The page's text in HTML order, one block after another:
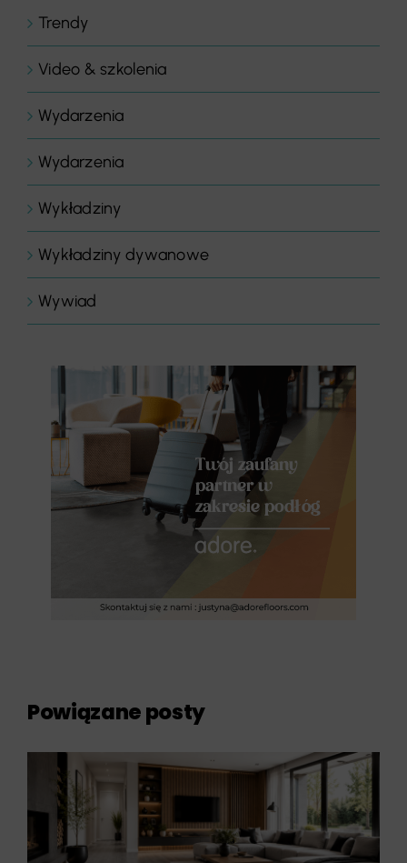
Trendy
Video & szkolenia
Wydarzenia
Wydarzenia
Wykładziny
Wykładziny dywanowe
Wywiad
Powiązane posty